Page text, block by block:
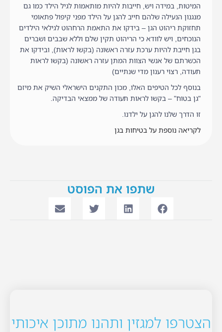
המיטות, במידה ויש, חייבות להיות מותאמות לגיל הילד כמו גם
מנגנון הנעילה שלהם חייב להגן על הילד מפני קיפול פתאומי
תחזוקת ריהוט הגן – בידקו את התאמת הרחהוט לגילאי הילדים
הנוכחים, ויש לוודא כי הריהוט תקין שלם וללא שבבים ושברים
בגן חייבת להיות ערכת עזרה ראשונה (בקשו לראות), ובידקו את
הכשרתם של אנשי הצוות המתן עזרה ראשונה (בקשו לראות
תעודה, רצוי רענון מדי שנתיים)
בנוסף לכל הטיפים האלו, מכון התקנים הישראלי השיק את מיזם
"גן בטוח" – בקשו לראות תעודה של ממצאי הבדיקה.
זו הדרך שלנו להגן על ילדנו.
לקריאה נוספת על בטיחות בגן
שתפו את הפוסט
הצטרפו למגזין ותהנו מתוכן איכותי